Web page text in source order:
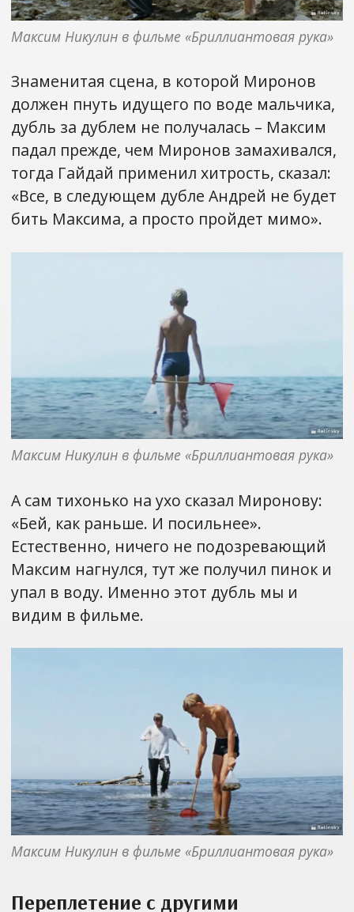
Максим Никулин в фильме «Бриллиантовая рука»
Знаменитая сцена, в которой Миронов
должен пнуть идущего по воде мальчика,
дубль за дублем не получалась – Максим
падал прежде, чем Миронов замахивался,
тогда Гайдай применил хитрость, сказал:
«Все, в следующем дубле Андрей не будет
бить Максима, а просто пройдет мимо».
Максим Никулин в фильме «Бриллиантовая рука»
А сам тихонько на ухо сказал Миронову:
«Бей, как раньше. И посильнее».
Естественно, ничего не подозревающий
Максим нагнулся, тут же получил пинок и
упал в воду. Именно этот дубль мы и
видим в фильме.
Максим Никулин в фильме «Бриллиантовая рука»
Переплетение с другими